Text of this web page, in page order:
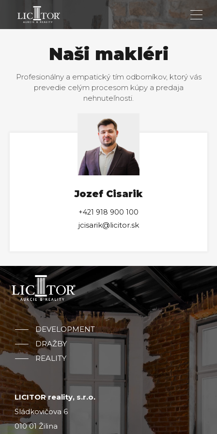
Naši makléri
Profesionálny a empatický tím odborníkov, ktorý vás
prevedie celým procesom kúpy a predaja
nehnuteľnosti.
Jozef Cisarik
+421 918 900 100
jcisarik@licitor.sk
DEVELOPMENT
DRAŽBY
REALITY
LICITOR reality, s.r.o.
Sládkovičova 6
010 01 Žilina